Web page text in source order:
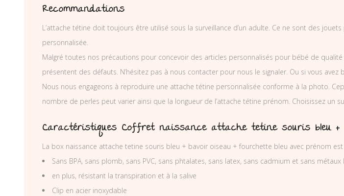
Recommandations
L’attache tétine doit toujours être utilisé sous la surveillance d’un adulte. Ce ne sont des
personnalisée.
Malgré toutes nos précautions pour concevoir des articles personnalisés pour bébé de
présentent des défauts. N’hésitez pas à nous contacter pour nous le signaler. Ou si vous
Nous nous engageons à reproduire une attache tétine personnalisée conforme à la photo.
nombre de perles peut varier ainsi que la longueur de l’attache tétine prénom. Choisissez un
Caractéristiques Coffret naissance attache tetine souris bleu
La box naissance attache tetine souris bleu + bavoir oiseau + fourchette bleu avec prénom
Sans BPA, sans plomb, sans PVC, sans phtalates, sans latex, sans cadmium et sans métaux
en plus, résistant la transpiration et à la salive
Clip en acier inoxydable